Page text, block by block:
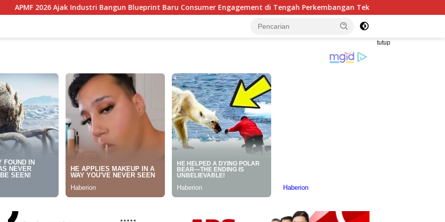
Bangun Blueprint Baru Consumer Engagement di Tengah Perkembangan Teknologi dan Perubahan Perilaku Konsumen
tutup